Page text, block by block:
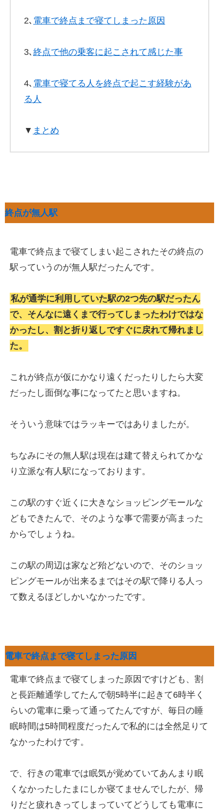
2､ 電車で終点まで寝てしまった原因
3､ 終点で他の乗客に起こされて感じた事
4､ 電車で寝てる人を終点で起こす経験があ
る人
▼ まとめ
終点が無人駅
電車で終点まで寝てしまい起こされたその終点の
駅っていうのが無人駅だったんです。
私が通学に利用していた駅の2つ先の駅だったん
で、そんなに遠くまで行ってしまったわけではな
かったし、割と折り返しですぐに戻れて帰れまし
た。
これが終点が仮にかなり遠くだったりしたら大変
だったし面倒な事になってたと思いますね。
そういう意味ではラッキーではありましたが。
ちなみにその無人駅は現在は建て替えられてかな
り立派な有人駅になっております。
この駅のすぐ近くに大きなショッピングモールな
どもできたんで、そのような事で需要が高まった
からでしょうね。
この駅の周辺は家など殆どないので、そのショッ
ピングモールが出来るまではその駅で降りる人っ
て数えるほどしかいなかったです。
電車で終点まで寝てしまった原因
電車で終点まで寝てしまった原因ですけども、割
と長距離通学してたんで朝5時半に起きて6時半く
らいの電車に乗って通ってたんですが、毎日の睡
眠時間は5時間程度だったんで私的には全然足りて
なかったわけです。
で、行きの電車では眠気が覚めていてあんまり眠
くなかったしたまにしか寝てませんでしたが、帰
りだと疲れきってしまっていてどうしても電車に